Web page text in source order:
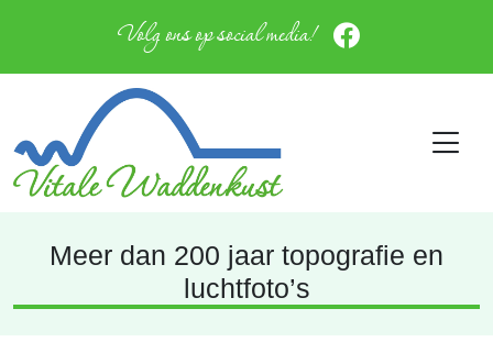
Volg ons op social media!
Meer dan 200 jaar topografie en
luchtfoto’s